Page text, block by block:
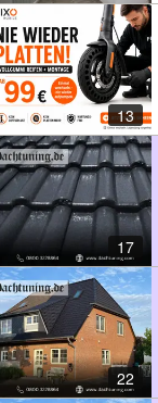
13
17
22